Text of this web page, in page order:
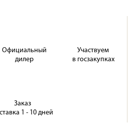
Официальный
дилер
Участвуем
в госзакупках
Заказ
1 - 10 дней